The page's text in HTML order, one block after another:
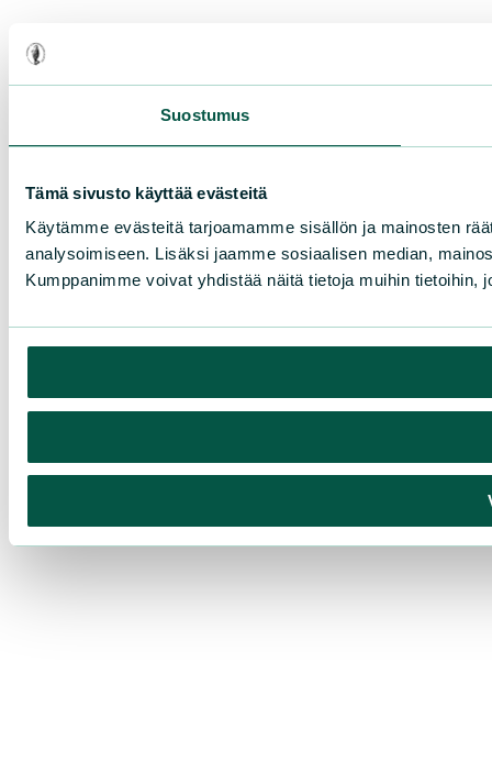
Suostumus
Tämä sivusto käyttää evästeitä
Käytämme evästeitä tarjoamamme sisällön ja mainosten
analysoimiseen. Lisäksi jaamme sosiaalisen median,
Kumppanimme voivat yhdistää näitä tietoja muihin tietoihin,